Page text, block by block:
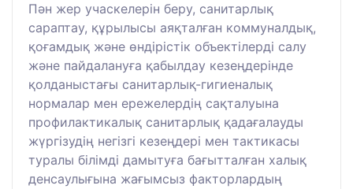
Пән жер учаскелерін беру, санитарлық
сараптау, құрылысы аяқталған коммуналдық,
қоғамдық және өндірістік объектілерді салу
және пайдалануға қабылдау кезеңдерінде
қолданыстағы санитарлық-гигиеналық
нормалар мен ережелердің сақталуына
профилактикалық санитарлық қадағалауды
жүргізудің негізгі кезеңдері мен тактикасы
туралы білімді дамытуға бағытталған халық
денсаулығына жағымсыз факторлардың